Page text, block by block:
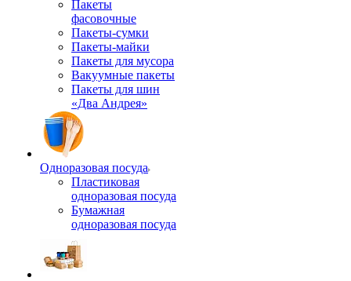
Пакеты
фасовочные
Пакеты-сумки
Пакеты-майки
Пакеты для мусора
Вакуумные пакеты
Пакеты для шин
«Два Андрея»
Одноразовая посуда
Пластиковая
одноразовая посуда
Бумажная
одноразовая посуда